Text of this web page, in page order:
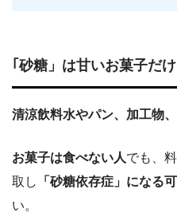
｢砂糖」は甘いお菓子だ
清涼飲料水やパン、加工物
お菓子は食べない人でも、
取し
「砂糖依存症」になる
い。